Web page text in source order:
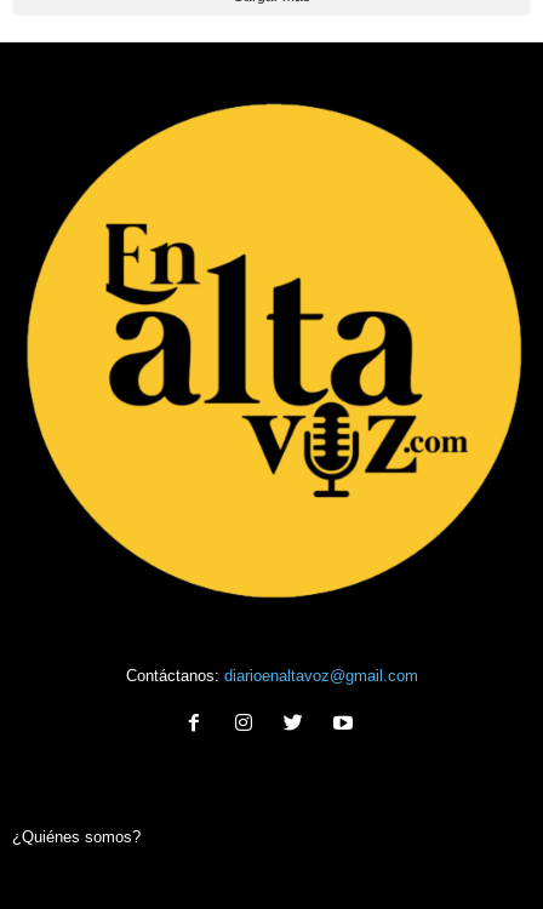
Contáctanos: diarioenaltavoz@gmail.com
¿Quiénes somos?